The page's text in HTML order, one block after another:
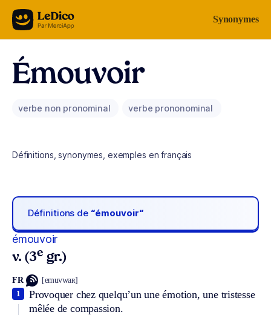
Aller au contenu Synonymes
Émouvoir
verbe non pronominal verbe prononominal
Définitions, synonymes, exemples en français
Définitions de “émouvoir“
émouvoir
v. (3e gr.)
FR [emuvwaʀ]
Provoquer chez quelqu’un une émotion, une tristesse
mêlée de compassion.
1